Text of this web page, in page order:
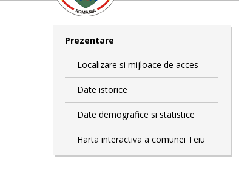
Prezentare
Localizare si mijloace de acces
Date istorice
Date demografice si statistice
Harta interactiva a comunei Teiu